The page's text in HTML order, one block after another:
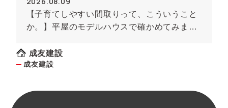
【子育てしやすい間取りって、こういうこと
か。】平屋のモデルハウスで確かめてみませ
成友建設
成友建設